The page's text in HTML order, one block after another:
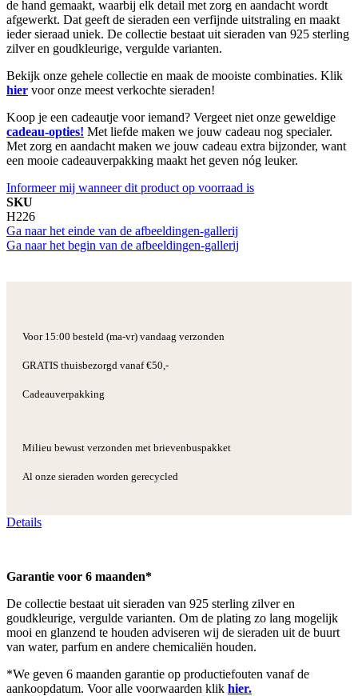
de hand gemaakt, waarbij elk detail met zorg en aandacht wordt
afgewerkt. Dat geeft de sieraden een verfijnde uitstraling en maakt
ieder sieraad uniek. De collectie bestaat uit sieraden van 925 sterling
zilver en goudkleurige, vergulde varianten.
Bekijk onze gehele collectie en maak de mooiste combinaties. Klik
hier voor onze meest verkochte sieraden!
Koop je een cadeautje voor iemand? Vergeet niet onze geweldige
cadeau-opties! Met liefde maken we jouw cadeau nog specialer.
Met zorg en aandacht maken we jouw cadeau extra bijzonder, want
een mooie cadeauverpakking maakt het geven nóg leuker.
Informeer mij wanneer dit product op voorraad is
SKU
H226
Ga naar het einde van de afbeeldingen-gallerij
Ga naar het begin van de afbeeldingen-gallerij
Voor 15:00 besteld (ma-vr) vandaag verzonden
GRATIS thuisbezorgd vanaf €50,-
Cadeauverpakking
Milieu bewust verzonden met brievenbuspakket
Al onze sieraden worden gerecycled
Details
Garantie voor 6 maanden*
De collectie bestaat uit sieraden van 925 sterling zilver en
goudkleurige, vergulde varianten. Om de plating zo lang mogelijk
mooi en glanzend te houden adviseren wij de sieraden uit de buurt
van water, parfum en andere chemicaliën houden.
*We geven 6 maanden garantie op productiefouten vanaf de
aankoopdatum. Voor alle voorwaarden klik hier.